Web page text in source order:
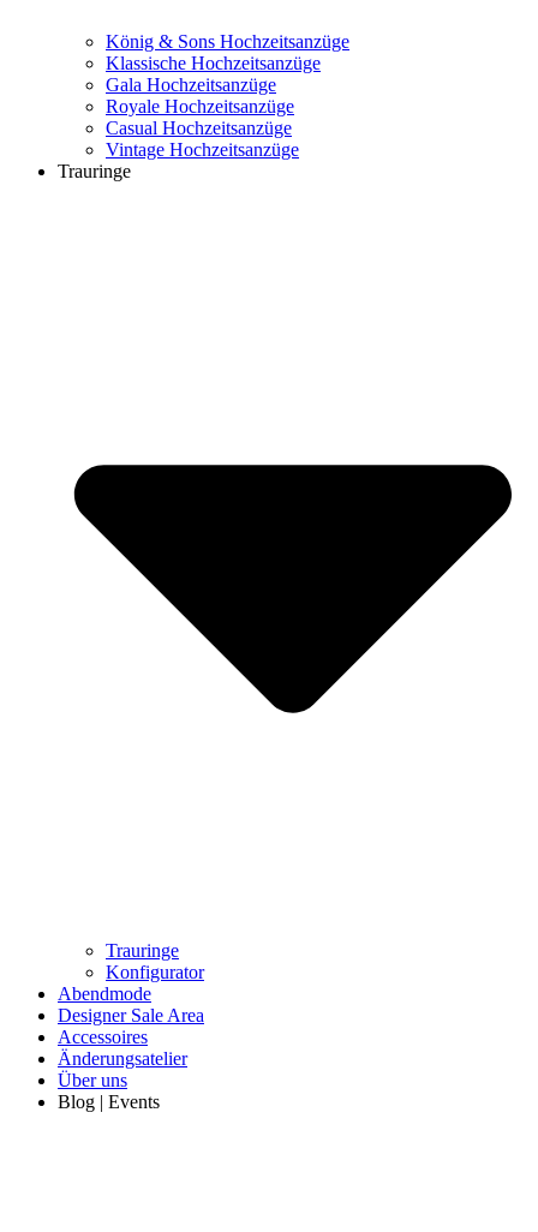
König & Sons Hochzeitsanzüge
Klassische Hochzeitsanzüge
Gala Hochzeitsanzüge
Royale Hochzeitsanzüge
Casual Hochzeitsanzüge
Vintage Hochzeitsanzüge
Trauringe
Trauringe
Konfigurator
Abendmode
Designer Sale Area
Accessoires
Änderungsatelier
Über uns
Blog | Events